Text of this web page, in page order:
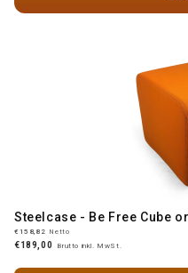
Steelcase - Be Free Cube
€158,82 Netto
€189,00 Brutto inkl. MwSt.